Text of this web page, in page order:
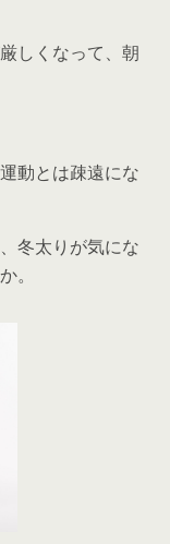
しくなって、朝
動とは疎遠にな
冬太りが気にな
。